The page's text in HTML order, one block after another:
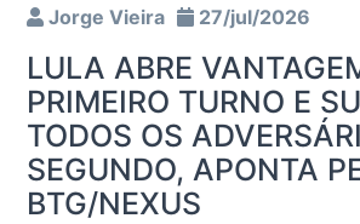
Jorge Vieira 27/jul/2026
LULA ABRE
PRIMEIRO TURNO E
TODOS OS
SEGUNDO, APONTA
BTG/NEXUS